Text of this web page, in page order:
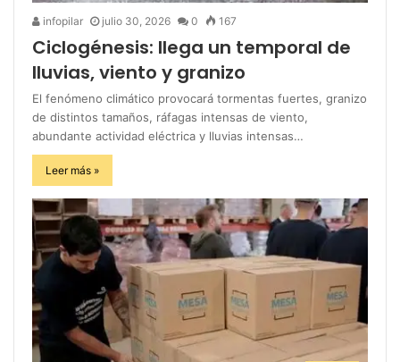
infopilar julio 30, 2026 0 167
Ciclogénesis: llega un temporal de
lluvias, viento y granizo
El fenómeno climático provocará tormentas fuertes, granizo
de distintos tamaños, ráfagas intensas de viento,
abundante actividad eléctrica y lluvias intensas…
Leer más »